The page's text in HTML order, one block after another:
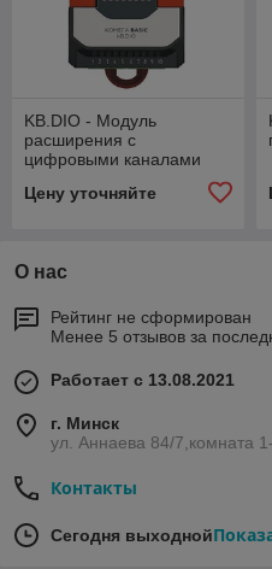
KB.DIO - Модуль
расширения с
цифровыми каналами
Цену уточняйте
О нас
Рейтинг не сформирован
Менее 5 отзывов за
Работает с 13.08.2021
г. Минск
ул. Аннаева 84/7,комната
Контакты
Сегодня выходной